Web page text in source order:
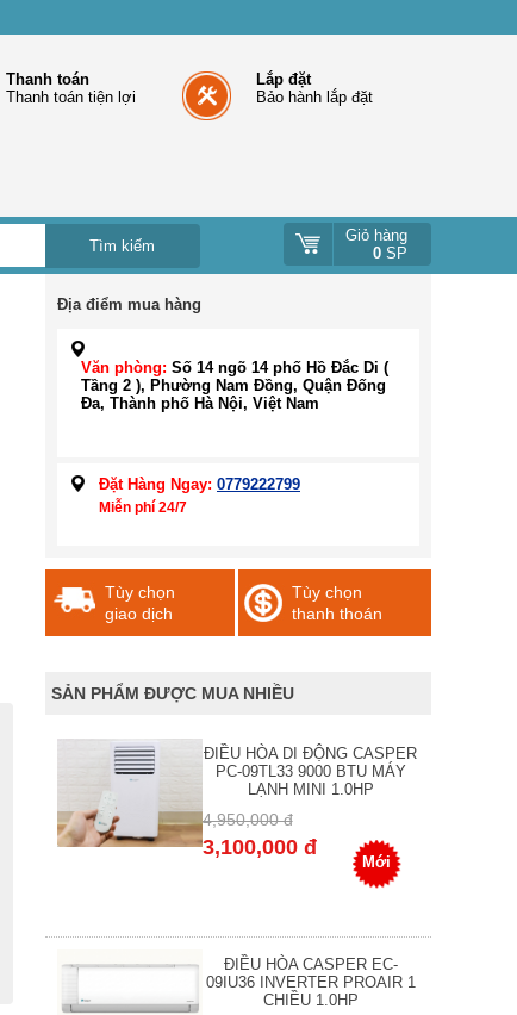
Thanh toán
Thanh toán tiện lợi
Lắp đặt
Bảo hành lắp đặt
Giỏ hàng
0 SP
Địa điểm mua hàng
Văn phòng: Số 14 ngõ 14 phố Hồ Đắc Di (
Tầng 2 ), Phường Nam Đồng, Quận Đống
Đa, Thành phố Hà Nội, Việt Nam
Đặt Hàng Ngay: 0779222799
Miễn phí 24/7
Tùy chọn
giao dịch
Tùy chọn
thanh thoán
SẢN PHẨM ĐƯỢC MUA NHIỀU
ĐIỀU HÒA DI ĐỘNG CASPER
PC-09TL33 9000 BTU MÁY
LẠNH MINI 1.0HP
4,950,000 đ
3,100,000 đ
Mới
ĐIỀU HÒA CASPER EC-
09IU36 INVERTER PROAIR 1
CHIỀU 1.0HP